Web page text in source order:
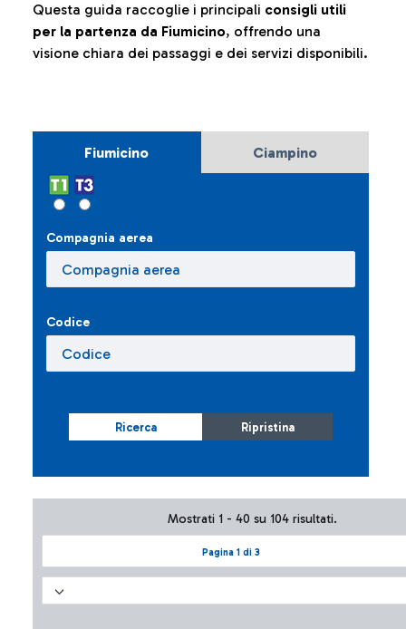
Questa guida raccoglie i principali consigli utili
per la partenza da Fiumicino, offrendo una
visione chiara dei passaggi e dei servizi disponibili.
Fiumicino Ciampino
Compagnia aerea
Codice
Ricerca Ripristina
Pagina 1 di 3
Mostrati 1 - 40 su 104 risultati.